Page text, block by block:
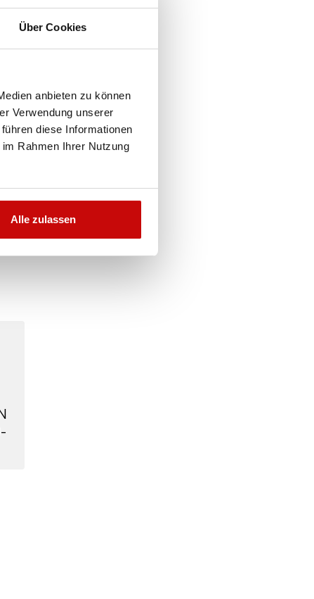
Über Cookies
anbieten zu können
Verwendung unserer
diese Informationen
Rahmen Ihrer Nutzung
Alle zulassen